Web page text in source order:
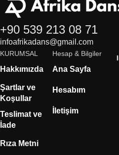
+90 539 213 08 71
infoafrikadans@gmail.com
KURUMSAL
Hakkımızda
Şartlar ve
Koşullar
Teslimat ve
İade
Rıza Metni
Hesap & Bilgiler
Ana Sayfa
Hesabım
İletişim